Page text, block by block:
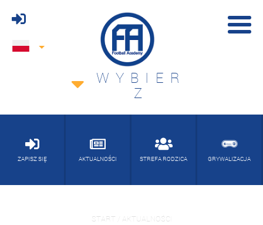
WYBIER
Z
ZAPISZ SIĘ AKTUALNOŚCI STREFA RODZICA GRYWALIZACJA
START / AKTUALNOŚCI